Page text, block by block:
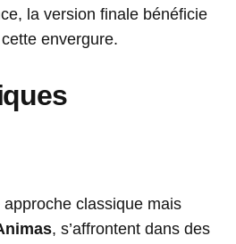
la version finale bénéficie
envergure.
classique mais
, s’affrontent dans des